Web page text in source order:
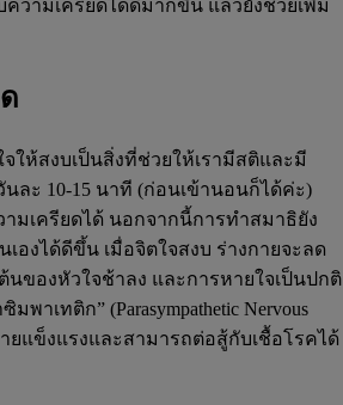
วามเครียดได้ดีมากขึ้น แล้วยังช่วยเพิ่ม
ให้สงบเป็นสิ่งที่ช่วยให้เรามีสติและมี
ละ 10-15 นาที (ก่อนเข้านอนก็ได้ค่ะ)
มเครียดได้ นอกจากนี้การทำสมาธิยัง
องได้ดีขึ้น เมื่อจิตใจสงบ ร่างกายจะลด
ของหัวใจช้าลง และการหายใจเป็นปกติ
เทติก” (Parasympathetic Nervous
แข็งแรงและสามารถต่อสู้กับเชื้อโรคได้